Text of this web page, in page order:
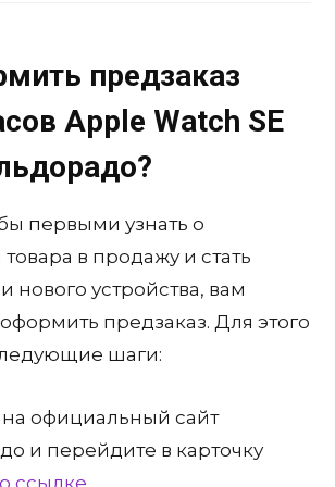
предзаказ
Apple Watch SE
первыми узнать о
в продажу и стать
нового устройства, вам
предзаказ. Для этого
шаги:
официальный сайт
и перейдите в карточку
ссылке.